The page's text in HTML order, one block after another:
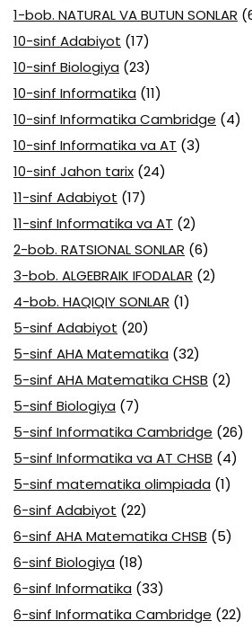
1-bob. NATURAL VA BUTUN SONLAR
10-sinf Adabiyot (17)
10-sinf Biologiya (23)
10-sinf Informatika (11)
10-sinf Informatika Cambridge (4)
10-sinf Informatika va AT (3)
10-sinf Jahon tarix (24)
11-sinf Adabiyot (17)
11-sinf Informatika va AT (2)
2-bob. RATSIONAL SONLAR (6)
3-bob. ALGEBRAIK IFODALAR (2)
4-bob. HAQIQIY SONLAR (1)
5-sinf Adabiyot (20)
5-sinf AHA Matematika (32)
5-sinf AHA Matematika CHSB (2)
5-sinf Biologiya (7)
5-sinf Informatika Cambridge (26)
5-sinf Informatika va AT CHSB (4)
5-sinf matematika olimpiada (1)
6-sinf Adabiyot (22)
6-sinf AHA Matematika CHSB (5)
6-sinf Biologiya (18)
6-sinf Informatika (33)
6-sinf Informatika Cambridge (22)